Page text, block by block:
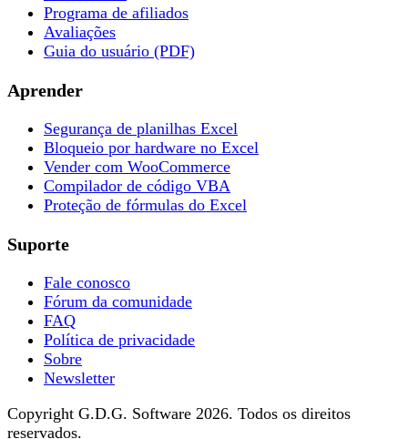
Programa de afiliados
Avaliações
Guia do usuário (PDF)
Aprender
Segurança de planilhas Excel
Bloqueio por hardware no Excel
Vender com WooCommerce
Compilador de código VBA
Proteção de fórmulas do Excel
Suporte
Fale conosco
Fórum da comunidade
FAQ
Política de privacidade
Sobre
Newsletter
Copyright G.D.G. Software 2026. Todos os direitos
reservados.